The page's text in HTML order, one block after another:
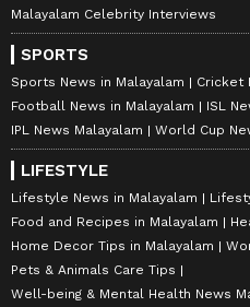
Malayalam Celebrity Interviews
SPORTS
Sports News in Malayalam
Cricket
Football News in Malayalam
ISL
IPL News Malayalam
World Cup
LIFESTYLE
Lifestyle News in Malayalam
Food and Recipes in Malayalam
Home Decor Tips in Malayalam
Pets & Animals Care Tips
Well-being & Mental Health News